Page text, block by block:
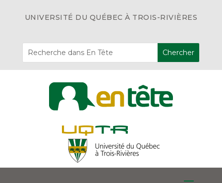
UNIVERSITÉ DU QUÉBEC À TROIS-RIVIÈRES